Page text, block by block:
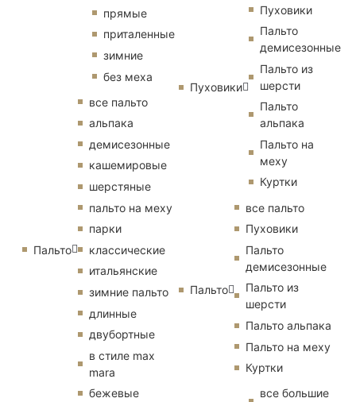
прямые
приталенные
зимние
без меха
Пальто
все пальто
альпака
демисезонные
кашемировые
шерстяные
пальто на меху
парки
классические
итальянские
зимние пальто
длинные
двубортные
в стиле max
mara
бежевые
Пуховики
Пуховики
Пальто
демисезонные
Пальто из
шерсти
Пальто
альпака
Пальто на
меху
Куртки
Пальто
все пальто
Пуховики
Пальто
демисезонные
Пальто из
шерсти
Пальто альпака
Пальто на меху
Куртки
все большие